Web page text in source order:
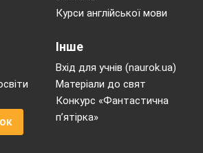
біля дошки) Завдання:
відповідну дію,
хто зробить найшвидше й
все правильно
число для вашого класу.
цифри площі Африки.
додайте кількість
Курси англійської мови
Інше
Вхід для учнів (naurok.ua)
Матеріали до свят
Конкурс «Фантастична
п’ятірка»